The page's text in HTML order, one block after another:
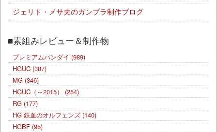
ジェリド・メサ夫のガンプラ制作ブログ
■素組みレビュー＆制作物
プレミアムバンダイ (989)
HGUC (387)
MG (346)
HGUC（～2015）
(254)
RG (177)
HG 鉄血のオルフェンズ (140)
HGBF (95)